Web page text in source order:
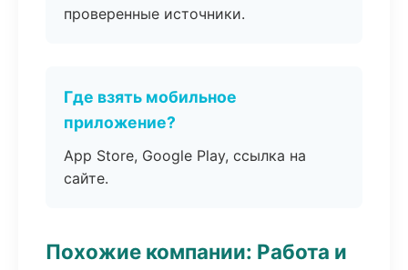
проверенные источники.
Где взять мобильное
приложение?
App Store, Google Play, ссылка на
сайте.
Похожие компании: Работа и